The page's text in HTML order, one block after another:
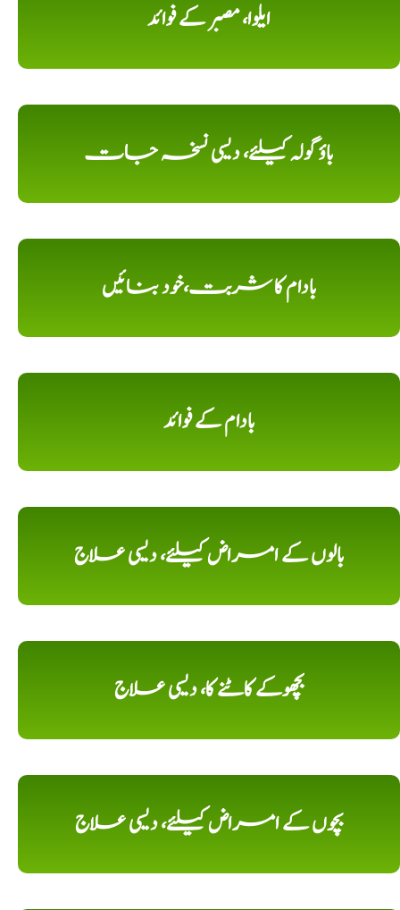
ایلوا، مصبر کے فوائد
باؤ گولہ کیلئے، دیسی نسخہ جات
بادام کا شربت،خود بنائیں
بادام کے فوائد
بالوں کے امراض کیلئے، دیسی علاج
بچھوکے کاٹنے کا، دیسی علاج
بچوں کے امراض کیلئے، دیسی علاج